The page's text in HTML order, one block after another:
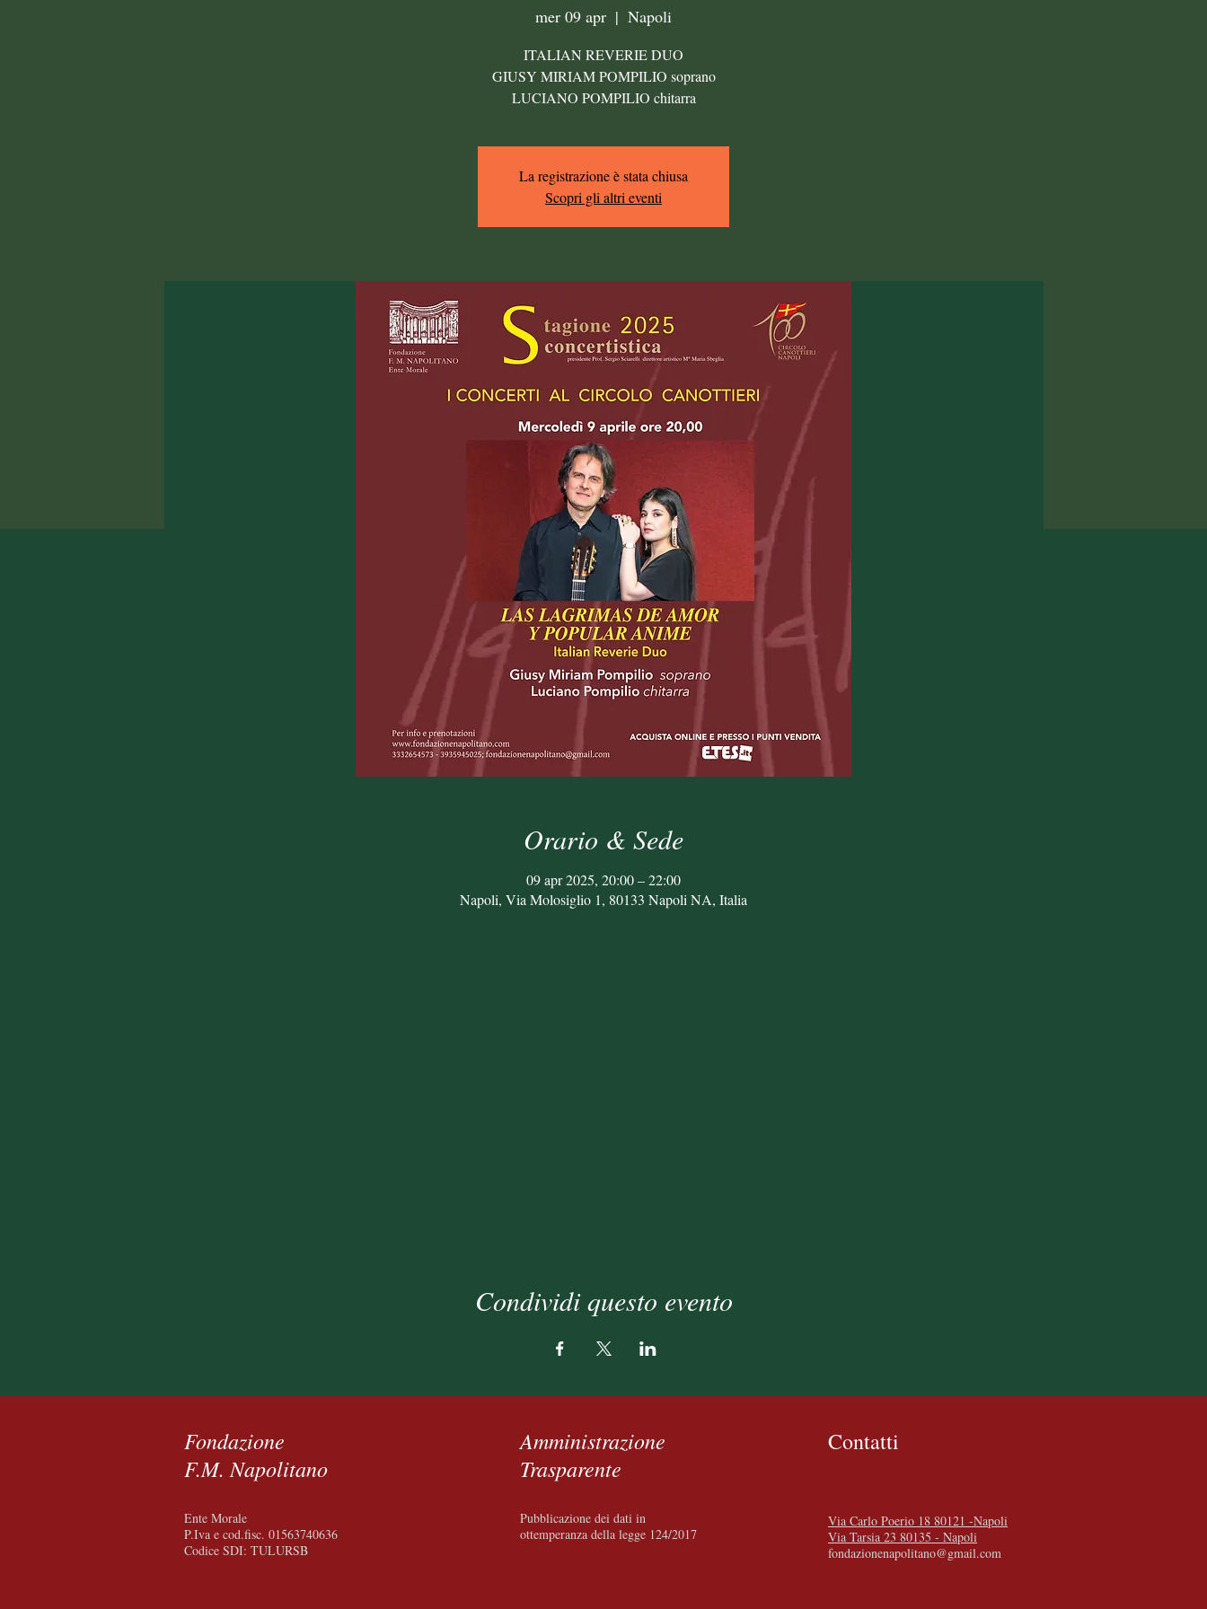
mer 09 apr
  |
Napoli
ITALIAN REVERIE DUO
GIUSY MIRIAM POMPILIO soprano
LUCIANO POMPILIO chitarra
La registrazione è stata chiusa
Scopri gli altri eventi
Orario & Sede
09 apr 2025, 20:00 – 22:00
Napoli, Via Molosiglio 1, 80133 Napoli NA, Italia
Condividi questo evento
Fondazione
F.M. Napolitano
Ente Morale
P.Iva e cod.fisc. 01563740636
Codice SDI: TULURSB
Amministrazione
Trasparente
Pubblicazione dei dati in
ottemperanza della legge 124/2017
Contatti
Via Carlo Poerio 18 80121 -Napoli
Via Tarsia 23 80135 - Napoli
fondazionenapolitano@gmail.com